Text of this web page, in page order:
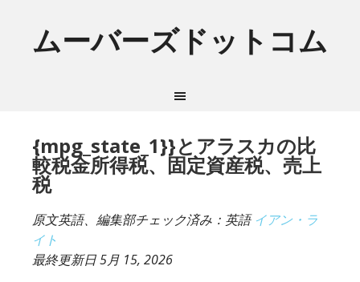
ムーバーズドットコム
{mpg_state_1}}とアラスカの比
較税金所得税、固定資産税、売上
税
原文英語、編集部チェック済み：英語イアン・ラ
イト
最終更新日5月 15, 2026